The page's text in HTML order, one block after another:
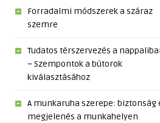
Forradalmi módszerek a száraz
szemre
Tudatos térszervezés a
– Szempontok a bútorok
kiválasztásához
A munkaruha szerepe: biztonság
megjelenés a munkahelyen